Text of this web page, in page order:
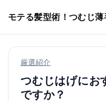
厳選紹介
つむじはげにお
ですか？